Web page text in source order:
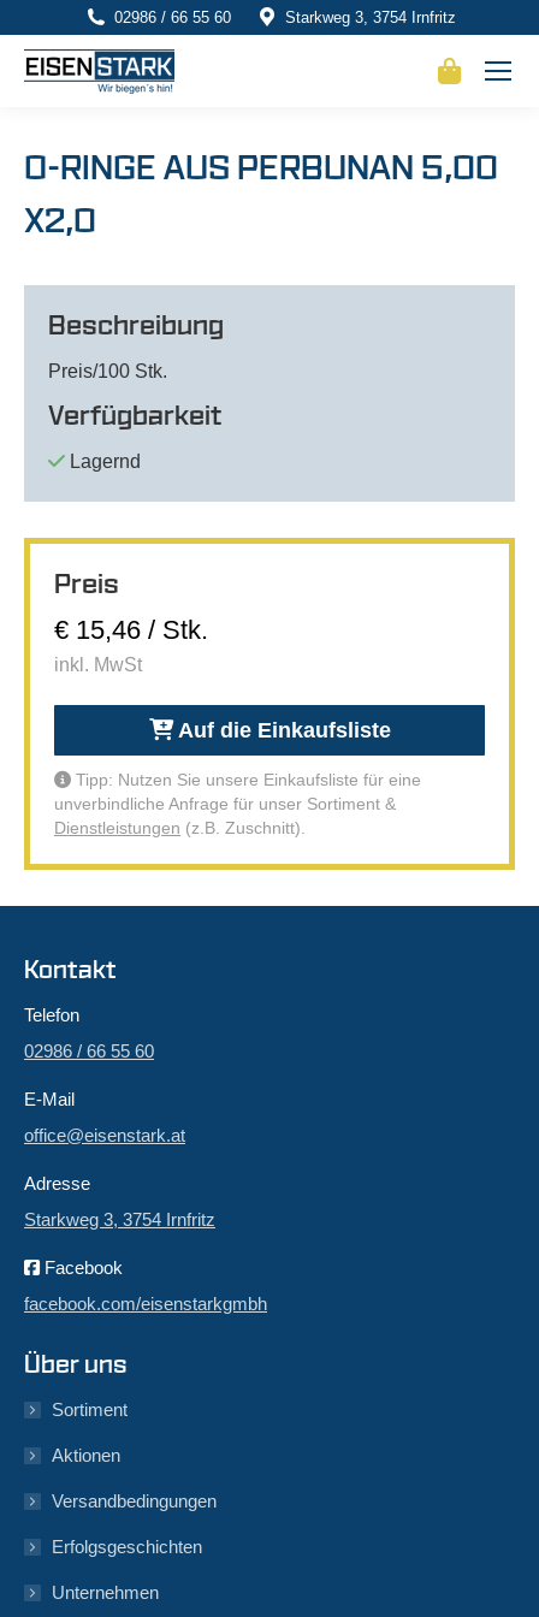
02986 / 66 55 60 Starkweg 3, 3754 Irnfritz
O-RINGE AUS PERBUNAN 5,00
X2,0
Beschreibung
Preis/100 Stk.
Verfügbarkeit
Lagernd
Preis
€ 15,46 / Stk.
inkl. MwSt
Auf die Einkaufsliste
Tipp: Nutzen Sie unsere Einkaufsliste für eine
unverbindliche Anfrage für unser Sortiment &
Dienstleistungen (z.B. Zuschnitt).
Kontakt
Telefon
02986 / 66 55 60
E-Mail
office@eisenstark.at
Adresse
Starkweg 3, 3754 Irnfritz
Facebook
facebook.com/eisenstarkgmbh
Über uns
Sortiment
Aktionen
Versandbedingungen
Erfolgsgeschichten
Unternehmen